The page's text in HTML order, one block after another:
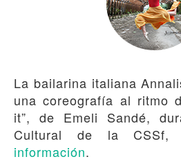
La bailarina italiana
una coreografía al ritmo
it”, de Emeli Sandé,
Cultural de la
información.